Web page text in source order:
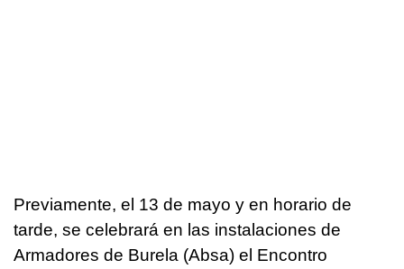
Previamente, el 13 de mayo y en horario de
tarde, se celebrará en las instalaciones de
Armadores de Burela (Absa) el Encontro